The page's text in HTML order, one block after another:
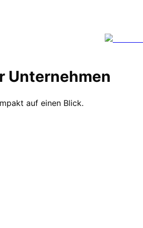
Unternehmen
auf einen Blick.